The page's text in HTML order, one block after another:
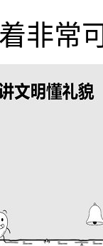
非常